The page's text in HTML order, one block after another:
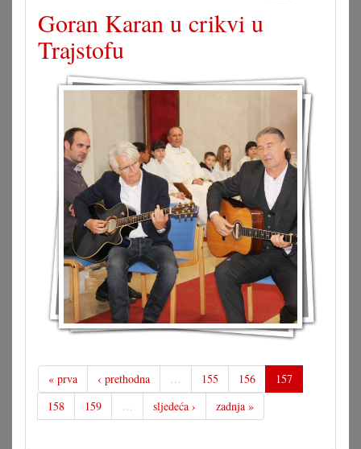
Goran Karan u crikvi u
Trajstofu
« prva ‹ prethodna … 155 156
157
158
159 … sljedeća › zadnja »